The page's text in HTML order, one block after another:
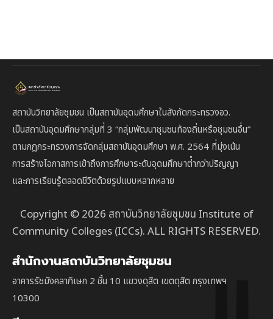
สถาบันวิทยาลัยชุมชน เป็นสถาบันอุดมศึกษาในสังกัดกระทรวงอว.
เป็นสถาบันอุดมศึกษากลุ่มที่ 3 “กลุ่มพัฒนาชุมชนท้องถิ่นหรือชุมชนอื่น”
ตามกฎกระทรวงการจัดกลุ่มสถาบันอุดมศึกษา พ.ศ. 2564 ที่มุ่งเน้น
การสร้างโอกาสการเข้าถึงการศึกษาระดับอุดมศึกษาต่ํากว่าปริญญา
และการเรียนรู้ตลอดชีวิตด้วยรูปแบบหลากหลาย
Copyright © 2026 สถาบันวิทยาลัยชุมชน Institute of
Community Colleges (ICCs). ALL RIGHTS RESERVED.
สำนักงานสถาบันวิทยาลัยชุมชน
อาคารรัชมังคลาภิเษก 2 ชั้น 10 แขวงดุสิต เขตดุสิต กรุงเทพฯ
10300